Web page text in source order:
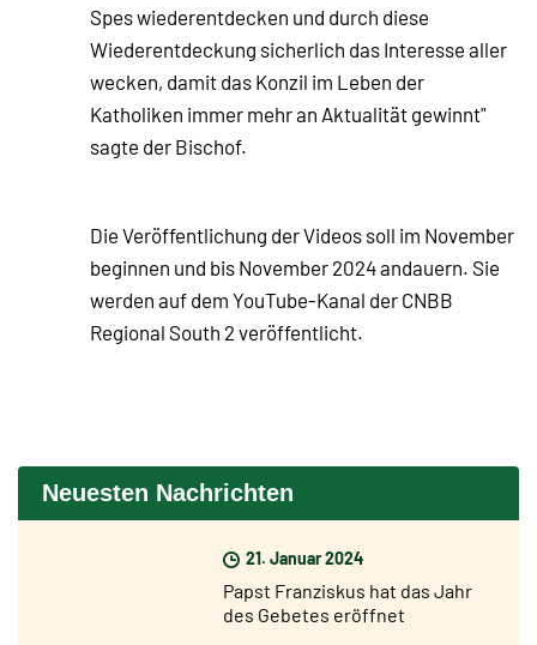
Spes wiederentdecken und durch diese
Wiederentdeckung sicherlich das Interesse aller
wecken, damit das Konzil im Leben der
Katholiken immer mehr an Aktualität gewinnt"
sagte der Bischof.
Die Veröffentlichung der Videos soll im November
beginnen und bis November 2024 andauern. Sie
werden auf dem YouTube-Kanal der CNBB
Regional South 2 veröffentlicht.
Neuesten Nachrichten
21. Januar 2024
Papst Franziskus hat das Jahr
des Gebetes eröffnet